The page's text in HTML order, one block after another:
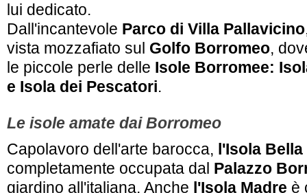
lui dedicato.
Dall'incantevole Parco di Villa Pallavicino
vista mozzafiato sul Golfo Borromeo,
le piccole perle delle Isole Borromee:
e Isola dei Pescatori.
Le isole amate dai Borromeo
Capolavoro dell'arte barocca, l'Isola Bella
completamente occupata dal Palazzo
giardino all'italiana. Anche l'Isola Madre è